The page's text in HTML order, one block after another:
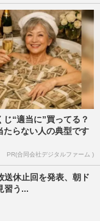
の楽曲…
号 2026/7/13
じ“適当に”買ってる？
たらない人の典型です
PR(合同会社デジタルファーム )
送休止回を発表、朝ド
習う...